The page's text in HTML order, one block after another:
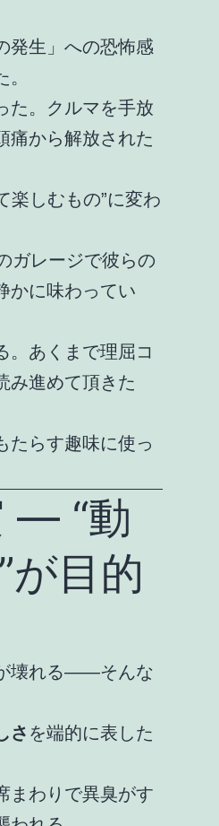
発生」への恐怖感
た。クルマを手放
痛から解放された
楽しむもの”に変わ
ガレージで彼らの
かに味わってい
。あくまで理屈コ
み進めて頂きた
たらす趣味に使っ
― “動
が目的
壊れる――そんな
さ を端的に表した
まわりで異臭がす